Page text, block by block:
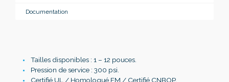
Documentation
Tailles disponibles : 1 – 12 pouces.
Pression de service : 300 psi.
Certifié UL / Homologué FM / Certifié CNBOP.